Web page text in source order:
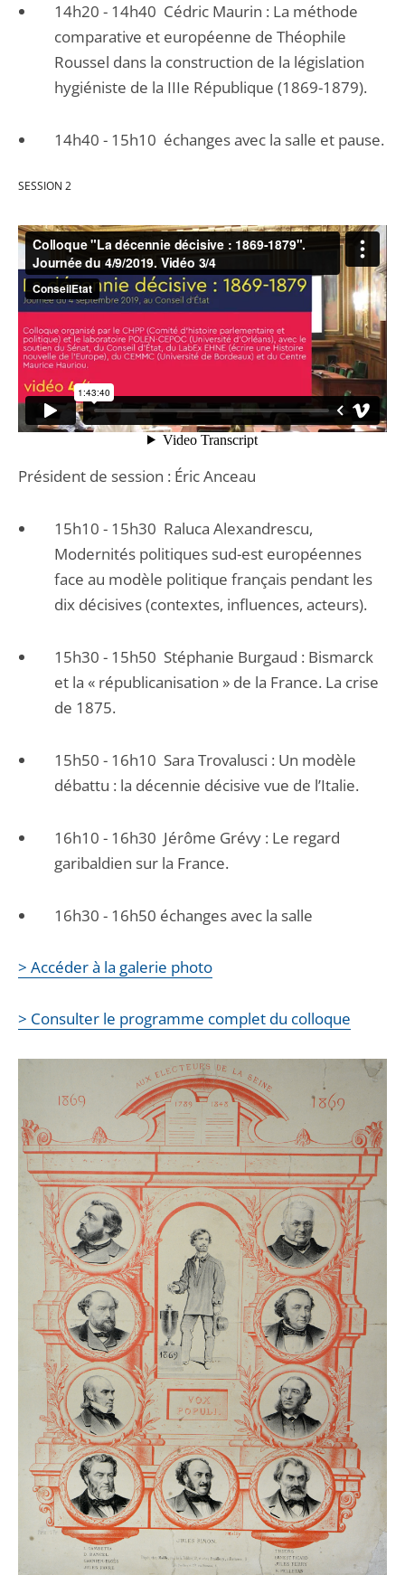
14h20 - 14h40 Cédric Maurin : La méthode
comparative et européenne de Théophile
Roussel dans la construction de la législation
hygiéniste de la IIIe République (1869-1879).
14h40 - 15h10 échanges avec la salle et pause.
SESSION 2
Président de session : Éric Anceau
15h10 - 15h30 Raluca Alexandrescu,
Modernités politiques sud-est européennes
face au modèle politique français pendant les
dix décisives (contextes, influences, acteurs).
15h30 - 15h50 Stéphanie Burgaud : Bismarck
et la « républicanisation » de la France. La crise
de 1875.
15h50 - 16h10 Sara Trovalusci : Un modèle
débattu : la décennie décisive vue de l’Italie.
16h10 - 16h30 Jérôme Grévy : Le regard
garibaldien sur la France.
16h30 - 16h50 échanges avec la salle
> Accéder à la galerie photo
> Consulter le programme complet du colloque